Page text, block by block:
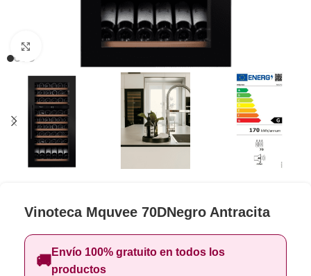
Clic para ampliar
Vinoteca Mquvee 70DNegro Antracita
🚚Envío 100% gratuito en todos los
productos